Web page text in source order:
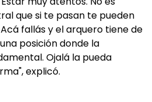
que si te pasan te pueden
fallás y el arquero tiene de
posición donde la
Ojalá la pueda
explicó.